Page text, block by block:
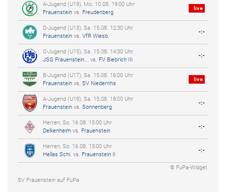
A-Jugend (U19), Mo. 10.08. 19:00 Uhr
Frauenstein vs. Freudenberg
live
D-Jugend (U13), Sa. 15.08. 12:30 Uhr
Frauenstein vs. VfR Wiesb.
-:-
C-Jugend (U15), Sa. 15.08. 14:30 Uhr
JSG Frauenstein... vs. FV Biebrich III
-:-
B-Jugend (U17), Sa. 15.08. 16:00 Uhr
Frauenstein vs. SV Niedernhs
live
A-Jugend (U19), Sa. 15.08. 18:00 Uhr
Frauenstein vs. Sonnenberg
-:-
Herren, So. 16.08. 15:00 Uhr
Delkenheim vs. Frauenstein
-:-
Herren, So. 16.08. 15:00 Uhr
Hellas Schi. vs. Frauenstein II
-:-
© FuPa-Widget
SV Frauenstein auf FuPa